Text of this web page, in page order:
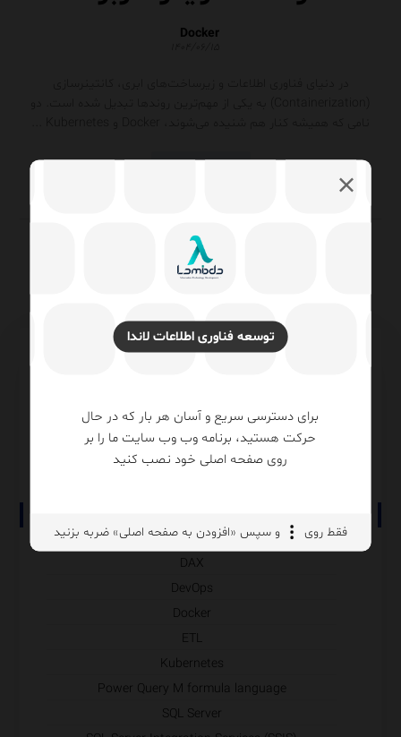
توسعه فناوری اطلاعات لاندا
برای دسترسی سریع و آسان هر بار که در حال
حرکت هستید، برنامه وب وب سایت ما را بر
روی صفحه اصلی خود نصب کنید
فقط روی و سپس «افزودن به صفحه اصلی» ضربه بزنید
Docker
DAX
DevOps
Docker
ETL
Kubernetes
Power Query M formula language
SQL Server